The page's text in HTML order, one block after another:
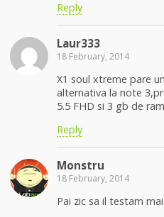
Reply
Laur333
18 February, 2014
X1 soul xtreme pare
alternativa la note
5.5 FHD si 3 gb de
Reply
Monstru
18 February, 2014
Pai zic sa il testam